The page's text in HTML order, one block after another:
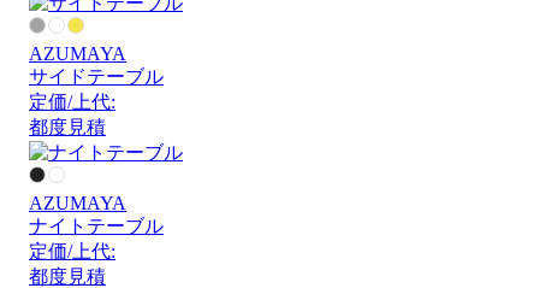
AZUMAYA
サイドテーブル
定価/上代:
都度見積
AZUMAYA
ナイトテーブル
定価/上代:
都度見積